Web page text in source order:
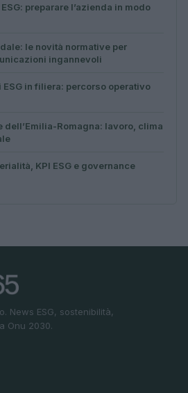
preparare l’azienda in modo
le novità normative per
ingannevoli
in filiera: percorso operativo
dell’Emilia-Romagna: lavoro, clima
KPI ESG e governance
News ESG, sostenibilità,
Onu 2030.